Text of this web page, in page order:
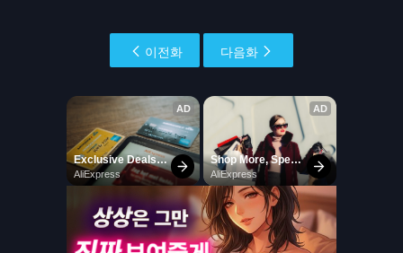
이전화 다음화